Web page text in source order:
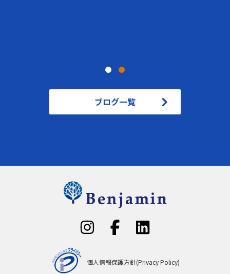
ブログ一覧
個人情報保護方針(Privacy Policy)